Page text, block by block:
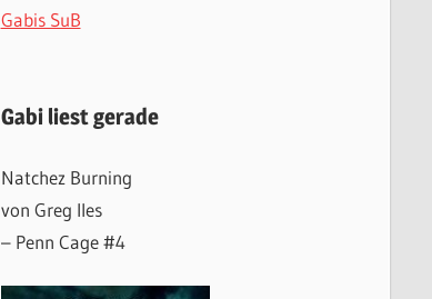
Gabis SuB
Gabi liest gerade
Natchez Burning
von Greg Iles
– Penn Cage #4